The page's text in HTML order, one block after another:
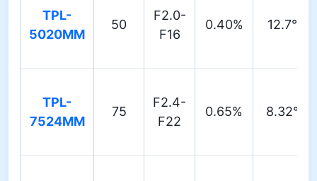
TPL-
5020MM
50
F2.0-
F16
0.40% 12.7°
TPL-
7524MM
75
F2.4-
F22
0.65% 8.32°